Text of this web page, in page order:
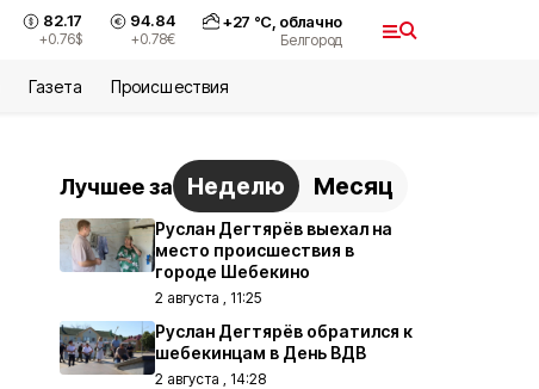
82.17
+0.76$
94.84
+0.78€
+27 °С, облачно
Белгород
Газета Происшествия
Лучшее за Неделю Месяц
Руслан Дегтярёв выехал на
место происшествия в
городе Шебекино
2 августа , 11:25
Руслан Дегтярёв обратился к
шебекинцам в День ВДВ
2 августа , 14:28